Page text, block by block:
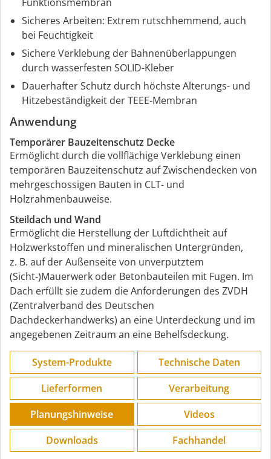
Sicheres Arbeiten: Extrem rutschhemmend, auch
bei Feuchtigkeit
Sichere Verklebung der Bahnenüberlappungen
durch wasserfesten SOLID-Kleber
Dauerhafter Schutz durch höchste Alterungs- und
Hitzebeständigkeit der TEEE-Membran
Anwendung
Temporärer Bauzeitenschutz Decke
Ermöglicht durch die vollflächige Verklebung einen
temporären Bauzeitenschutz auf Zwischendecken von
mehrgeschossigen Bauten in CLT- und
Holzrahmenbauweise.
Steildach und Wand
Ermöglicht die Herstellung der Luftdichtheit auf
Holzwerkstoffen und mineralischen Untergründen,
z. B. auf der Außenseite von unverputztem
(Sicht-)Mauerwerk oder Betonbauteilen mit Fugen. Im
Dach erfüllt sie zudem die Anforderungen des ZVDH
(Zentralverband des Deutschen
Dachdeckerhandwerks) an eine Unterdeckung und im
angegebenen Zeitraum an eine Behelfsdeckung.
System-Produkte
Technische Daten
Lieferformen
Verarbeitung
Planungs­hinweise
Videos
Downloads
Fachhandel